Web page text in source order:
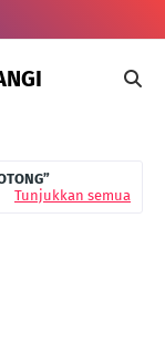
Tunjukkan semua